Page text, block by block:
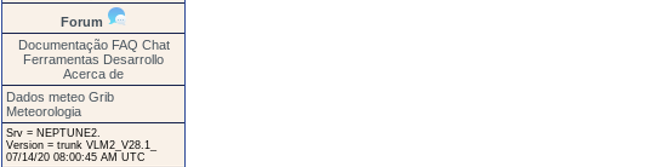
Forum
Documentação FAQ Chat
Ferramentas Desarrollo
Acerca de
Dados meteo Grib
Meteorologia
Srv = NEPTUNE2.
Version = trunk VLM2_V28.1_
07/14/20 08:00:45 AM UTC